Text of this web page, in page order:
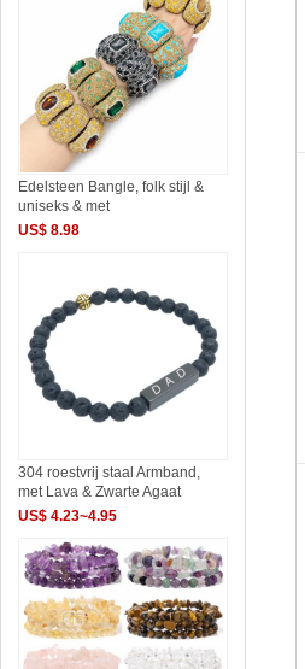
Edelsteen Bangle, folk stijl &
uniseks & met
US$ 8.98
304 roestvrij staal Armband,
met Lava & Zwarte Agaat
US$ 4.23~4.95